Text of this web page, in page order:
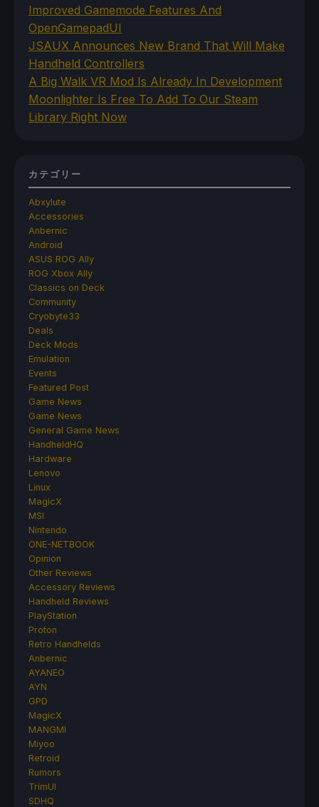
Improved Gamemode Features And
OpenGamepadUI
JSAUX Announces New Brand That Will Make
Handheld Controllers
A Big Walk VR Mod Is Already In Development
Moonlighter Is Free To Add To Our Steam
Library Right Now
カテゴリー
Abxylute
Accessories
Anbernic
Android
ASUS ROG Ally
ROG Xbox Ally
Classics on Deck
Community
Cryobyte33
Deals
Deck Mods
Emulation
Events
Featured Post
Game News
Game News
General Game News
HandheldHQ
Hardware
Lenovo
Linux
MagicX
MSI
Nintendo
ONE-NETBOOK
Opinion
Other Reviews
Accessory Reviews
Handheld Reviews
PlayStation
Proton
Retro Handhelds
Anbernic
AYANEO
AYN
GPD
MagicX
MANGMI
Miyoo
Retroid
Rumors
TrimUI
SDHQ